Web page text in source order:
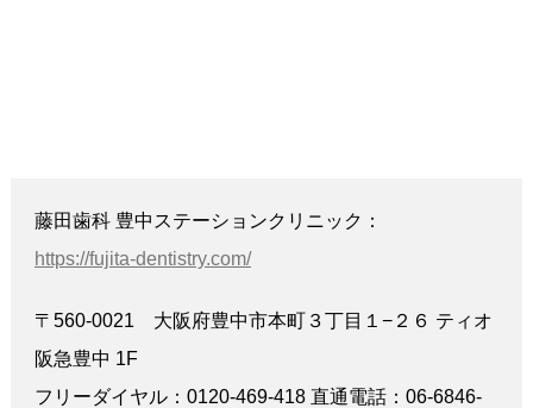
藤田歯科 豊中ステーションクリニック：
https://fujita-dentistry.com/
〒560-0021 大阪府豊中市本町３丁目１−２６ ティオ
阪急豊中 1F
フリーダイヤル：0120-469-418 直通電話：06-6846-